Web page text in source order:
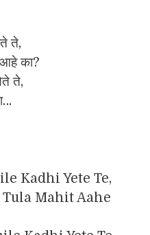
ते,
आहे का?
ते,
Kadhi Yete Te,
Tula Mahit Aahe